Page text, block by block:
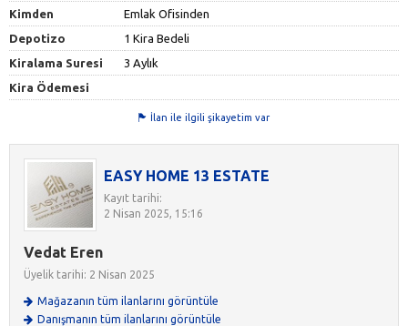
Kimden
Emlak Ofisinden
Depotizo
1 Kira Bedeli
Kiralama Suresi
3 Aylık
Kira Ödemesi
İlan ile ilgili şikayetim var
EASY HOME 13 ESTATE
Kayıt tarihi:
2 Nisan 2025, 15:16
Vedat Eren
Üyelik tarihi: 2 Nisan 2025
Mağazanın tüm ilanlarını görüntüle
Danışmanın tüm ilanlarını görüntüle